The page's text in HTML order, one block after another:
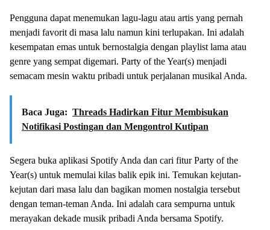
Pengguna dapat menemukan lagu-lagu atau artis yang pernah
menjadi favorit di masa lalu namun kini terlupakan. Ini adalah
kesempatan emas untuk bernostalgia dengan playlist lama atau
genre yang sempat digemari. Party of the Year(s) menjadi
semacam mesin waktu pribadi untuk perjalanan musikal Anda.
Baca Juga: Threads Hadirkan Fitur Membisukan
Notifikasi Postingan dan Mengontrol Kutipan
Segera buka aplikasi Spotify Anda dan cari fitur Party of the
Year(s) untuk memulai kilas balik epik ini. Temukan kejutan-
kejutan dari masa lalu dan bagikan momen nostalgia tersebut
dengan teman-teman Anda. Ini adalah cara sempurna untuk
merayakan dekade musik pribadi Anda bersama Spotify.